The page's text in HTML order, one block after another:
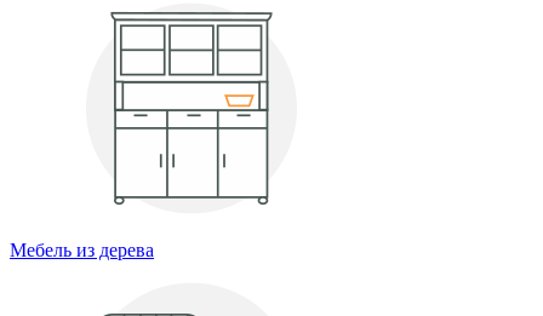
Мебель из дерева